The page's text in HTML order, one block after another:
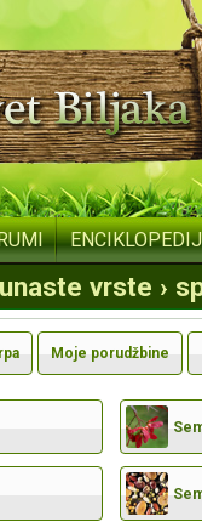
vrste ›
Moje porudžbine